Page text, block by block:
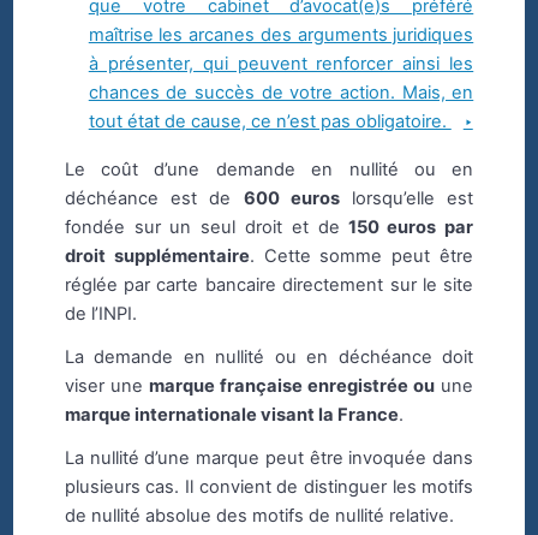
que votre cabinet d’avocat(e)s préféré
maîtrise les arcanes des arguments juridiques
à présenter, qui peuvent renforcer ainsi les
chances de succès de votre action. Mais, en
tout état de cause, ce n’est pas obligatoire.
Le coût d’une demande en nullité ou en
déchéance est de 600 euroslorsqu’elle est
fondée sur un seul droit et de 150 euros par
droit supplémentaire. Cette somme peut être
réglée par carte bancaire directement sur le site
de l’INPI.
La demande en nullité ou en déchéance doit
viser une marque française enregistrée ou une
marque internationale visant la France.
La nullité d’une marque peut être invoquée dans
plusieurs cas. Il convient de distinguer les motifs
de nullité absolue des motifs de nullité relative.